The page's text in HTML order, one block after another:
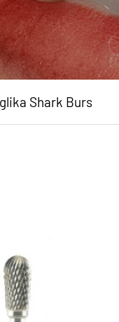
Shark Burs